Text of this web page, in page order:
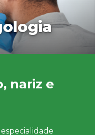
nariz e
especialidade